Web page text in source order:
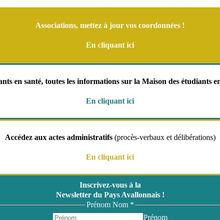
Associations, mettez à jour vos coordonnées !
En cliquant ici
en santé, toutes les informations sur la Maison des étudiants
En cliquant ici
Accédez aux actes administratifs(procès-verbaux et délibérations)
En cliquant ici
Inscrivez-vous à la
Newsletter du Pays Avallonnais !
Prénom Nom *
Prénom